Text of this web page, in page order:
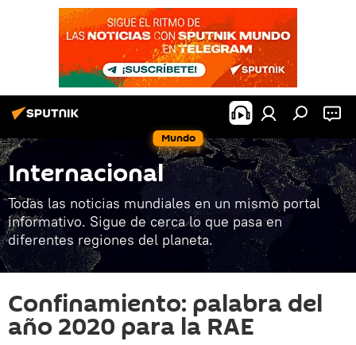
Mundo
Internacional
Todas las noticias mundiales en un mismo portal
informativo. Sigue de cerca lo que pasa en
diferentes regiones del planeta.
Confinamiento: palabra del
año 2020 para la RAE